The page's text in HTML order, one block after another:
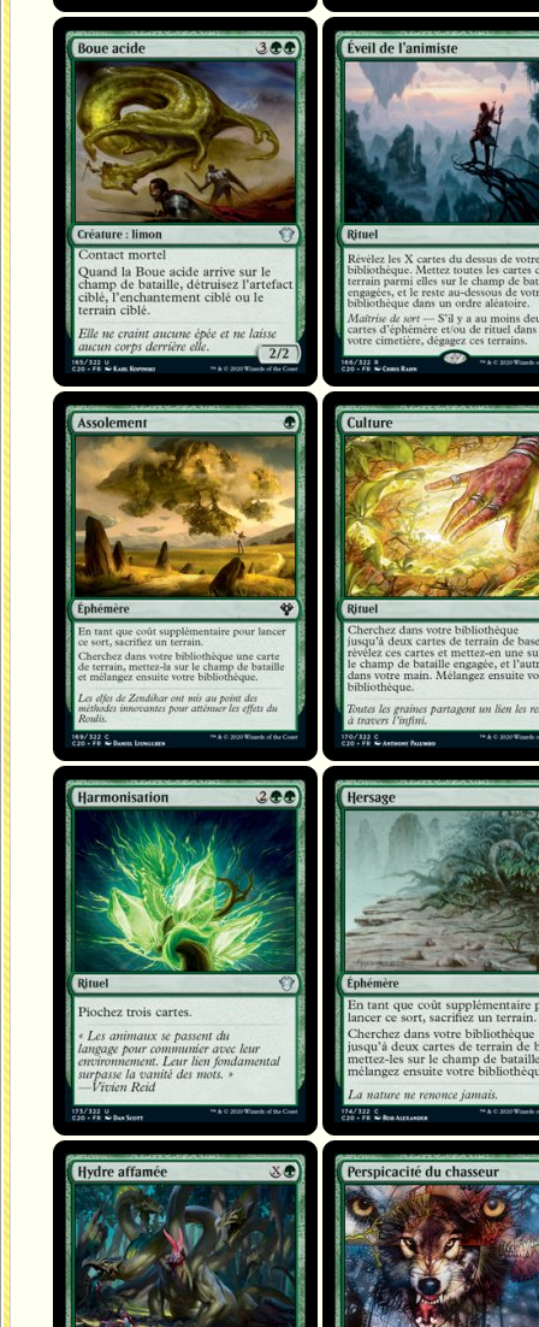
Boue acide Éveil de l'animiste
Assolement Culture
Harmonisation Hersage
Hydre affamée Perspicacité du chasseur